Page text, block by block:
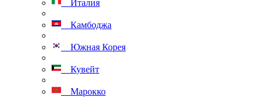
Италия
Камбоджа
Южная Корея
Кувейт
Марокко